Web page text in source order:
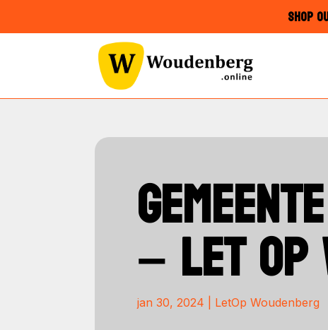
SHOP
– LET OP
jan 30, 2024 LetOp Woudenberg